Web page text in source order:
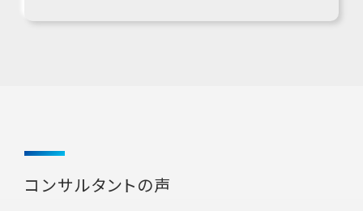
コンサルタントの声